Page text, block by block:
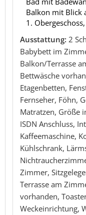
Balkon mit Blick
1.
Ausstattung: 2
Babybett im
Balkon/Terrasse
Bettwäsche
Etagenbetten,
Fernseher, Föhn,
Matratzen, Größe
ISDN Anschluss,
Kaffeemaschine,
Kühlschrank,
Zimmer,
Terrasse am
vorhanden,
Weckeinrichtung,